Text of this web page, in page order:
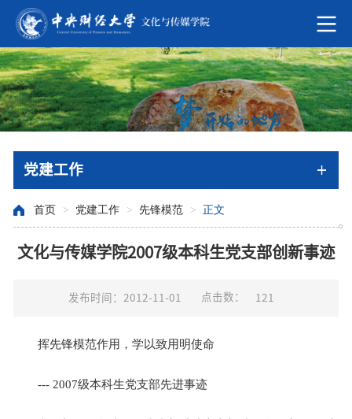
党建工作
首页 > 党建工作 > 先锋模范 > 正文
文化与传媒学院2007级本科生党支部创新事迹
发布时间：2012-11-01 点击数： 121
挥先锋模范作用，学以致用明使命
--- 2007级本科生党支部先进事迹